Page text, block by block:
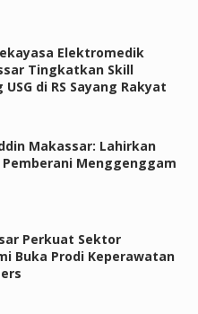
Elektromedik
Tingkatkan Skill
di RS Sayang Rakyat
Makassar: Lahirkan
Pemberani Menggenggam
Perkuat Sektor
Buka Prodi Keperawatan